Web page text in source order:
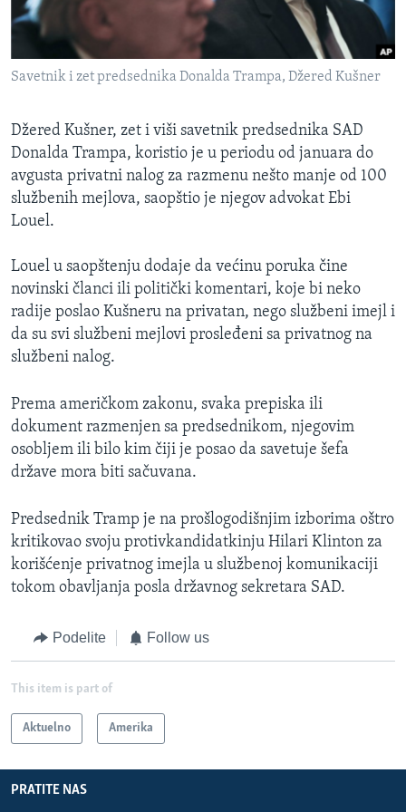
SPORT
INTERVJU
Savetnik i zet predsednika Donalda Trampa, Džered Kušner
Džered Kušner, zet i viši savetnik predsednika SAD
Donalda Trampa, koristio je u periodu od januara do
avgusta privatni nalog za razmenu nešto manje od 100
službenih mejlova, saopštio je njegov advokat Ebi
Louel.
Louel u saopštenju dodaje da većinu poruka čine
novinski članci ili politički komentari, koje bi neko
radije poslao Kušneru na privatan, nego službeni imejl i
da su svi službeni mejlovi prosleđeni sa privatnog na
službeni nalog.
Prema američkom zakonu, svaka prepiska ili
dokument razmenjen sa predsednikom, njegovim
osobljem ili bilo kim čiji je posao da savetuje šefa
države mora biti sačuvana.
Predsednik Tramp je na prošlogodišnjim izborima oštro
kritikovao svoju protivkandidatkinju Hilari Klinton za
korišćenje privatnog imejla u službenoj komunikaciji
tokom obavljanja posla državnog sekretara SAD.
Podelite Follow us
This item is part of
Aktuelno Amerika
PRATITE NAS